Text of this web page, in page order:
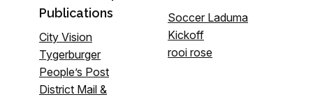
Publications
City Vision
Tygerburger
People’s Post
District Mail &
Soccer Laduma
Kickoff
rooi rose